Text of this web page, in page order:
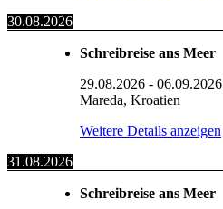
30.08.2026
Schreibreise ans Meer
29.08.2026 - 06.09.2026
Mareda, Kroatien
Weitere Details anzeigen
31.08.2026
Schreibreise ans Meer